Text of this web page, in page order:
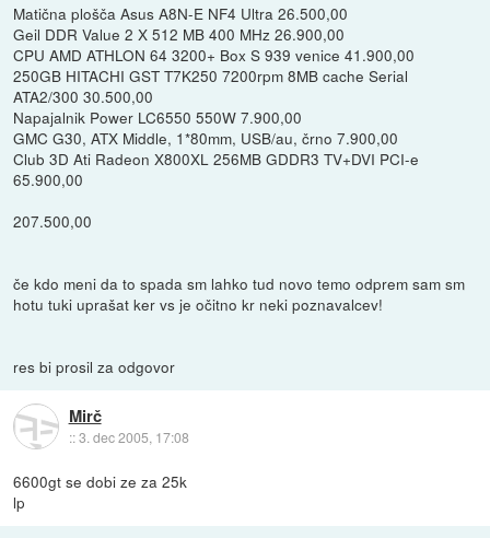
Matična plošča Asus A8N-E NF4 Ultra 26.500,00
Geil DDR Value 2 X 512 MB 400 MHz 26.900,00
CPU AMD ATHLON 64 3200+ Box S 939 venice 41.900,00
250GB HITACHI GST T7K250 7200rpm 8MB cache Serial
ATA2/300 30.500,00
Napajalnik Power LC6550 550W 7.900,00
GMC G30, ATX Middle, 1*80mm, USB/au, črno 7.900,00
Club 3D Ati Radeon X800XL 256MB GDDR3 TV+DVI PCI-e
65.900,00
207.500,00
če kdo meni da to spada sm lahko tud novo temo odprem sam sm
hotu tuki uprašat ker vs je očitno kr neki poznavalcev!
res bi prosil za odgovor
Mirč
::3. dec 2005, 17:08
6600gt se dobi ze za 25k
lp